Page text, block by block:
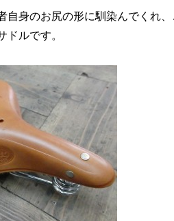
自身のお尻の形に馴染んでくれ
ルです。